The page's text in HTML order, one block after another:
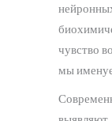
чувство
мы